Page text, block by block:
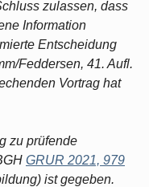
zulassen, dass
Information
Entscheidung
Feddersen, 41. Aufl.
Vortrag hat
zu prüfende
GRUR 2021, 979
ist gegeben.